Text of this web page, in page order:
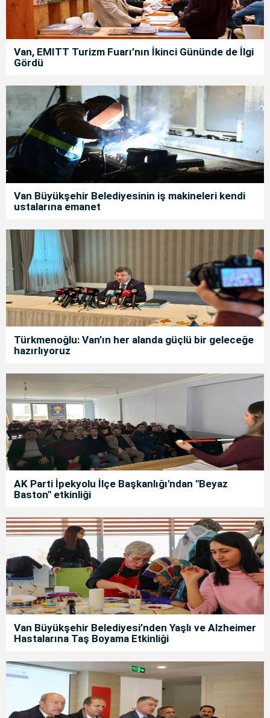
Van, EMITT Turizm Fuarı’nın İkinci Gününde de İlgi
Gördü
Van Büyükşehir Belediyesinin iş makineleri kendi
ustalarına emanet
Türkmenoğlu: Van’ın her alanda güçlü bir geleceğe
hazırlıyoruz
AK Parti İpekyolu İlçe Başkanlığı'ndan "Beyaz
Baston" etkinliği
Van Büyükşehir Belediyesi’nden Yaşlı ve Alzheimer
Hastalarına Taş Boyama Etkinliği